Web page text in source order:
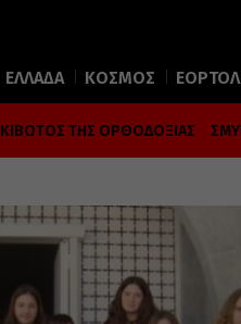
ΕΛΛΑΔΑ ΚΟΣΜΟΣ
ΚΙΒΩΤΟΣ ΤΗΣ ΟΡΘΟΔΟΞΙΑΣ